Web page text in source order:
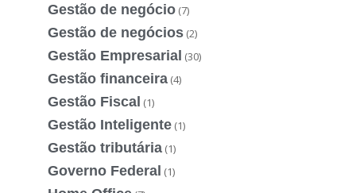
Gestão de negócio (7)
Gestão de negócios (2)
Gestão Empresarial (30)
Gestão financeira (4)
Gestão Fiscal (1)
Gestão Inteligente (1)
Gestão tributária (1)
Governo Federal (1)